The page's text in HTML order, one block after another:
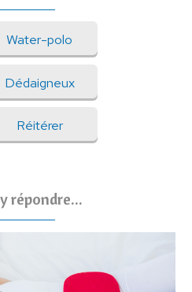
Water-polo
Dédaigneux
Réitérer
répondre...